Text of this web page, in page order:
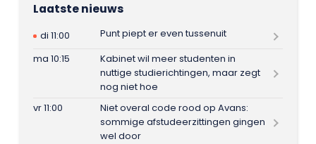
Laatste nieuws
di 11:00
Punt piept er even tussenuit
ma 10:15
Kabinet wil meer studenten in
nuttige studierichtingen, maar zegt
nog niet hoe
vr 11:00
Niet overal code rood op Avans:
sommige afstudeerzittingen gingen
wel door